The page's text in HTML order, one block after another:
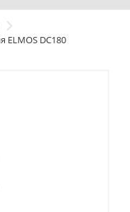
ELMOS DC180